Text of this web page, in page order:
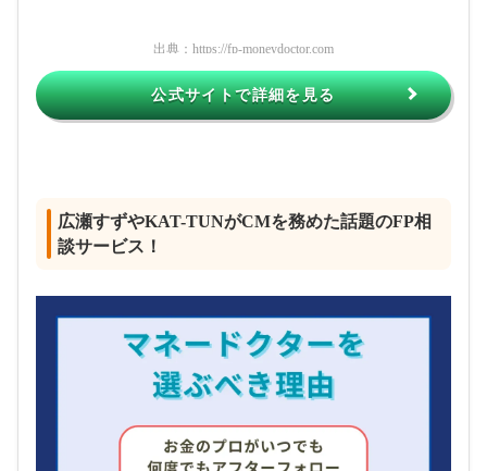
出典： https://fp-moneydoctor.com
公式サイトで詳細を見る
広瀬すずやKAT-TUNがCMを務めた話題のFP相
談サービス！